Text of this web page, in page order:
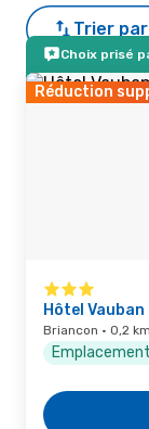
Trier
Choix prisé
Réduction
Hôtel
Briancon · 0,2